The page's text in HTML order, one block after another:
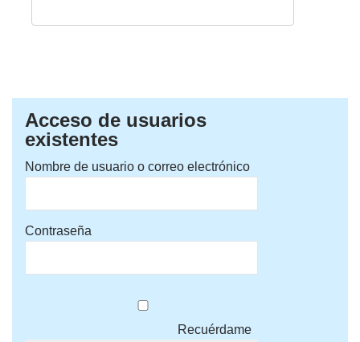
Acceso de usuarios
existentes
Nombre de usuario o correo electrónico
Contraseña
Recuérdame